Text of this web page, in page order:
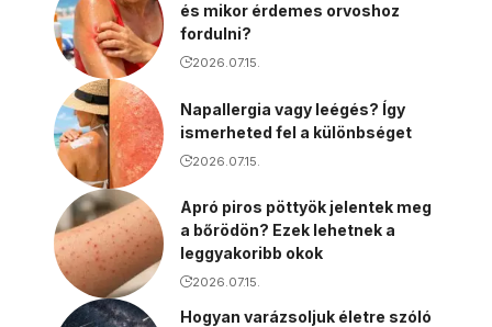
és mikor érdemes orvoshoz
fordulni?
2026.07.15.
Napallergia vagy leégés? Így
ismerheted fel a különbséget
2026.07.15.
Apró piros pöttyök jelentek meg
a bőrödön? Ezek lehetnek a
leggyakoribb okok
2026.07.15.
Hogyan varázsoljuk életre szóló